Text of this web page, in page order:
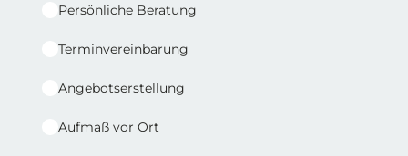
Persönliche Beratung
Terminvereinbarung
Angebotserstellung
Aufmaß vor Ort